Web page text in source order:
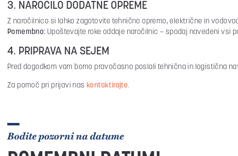
3. NAROČILO DODATNE OPREME
Z naročilnico si lahko zagotovite tehnično opremo, električne in
Pomembno: Upoštevajte roke oddaje naročilnic – spodaj navedeni vsi
4. PRIPRAVA NA SEJEM
Pred dogodkom vam bomo pravočasno poslali tehnična in logistična
Za pomoč pri prijavi nas kontaktirajte.
Bodite pozorni na datume